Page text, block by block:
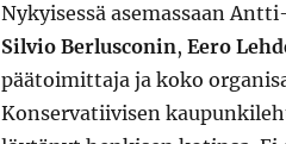
Nykyisessä asemassaan
Silvio Berlusconin, Eero
päätoimittaja ja koko
Konservatiivisen